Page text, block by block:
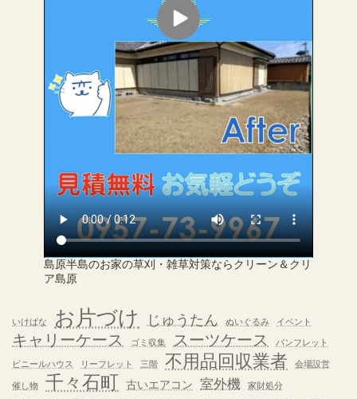
島原半島のお家の草刈・雑草対策ならクリーン＆クリ
ア島原
いけばな お片づけ じゅうたん ぬいぐるみ イベント
キャリーケース ゴミ収集 スーツケース パンフレット
ビニールハウス リーフレット 三階 不用品回収業者 会場設営
催し物 千々石町 古いエアコン 室外機
家財処分